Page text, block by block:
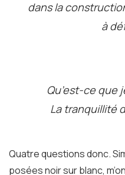
dans la
à
Qu’est-ce que
La tranquillité
Quatre questions donc.
posées noir sur blanc,